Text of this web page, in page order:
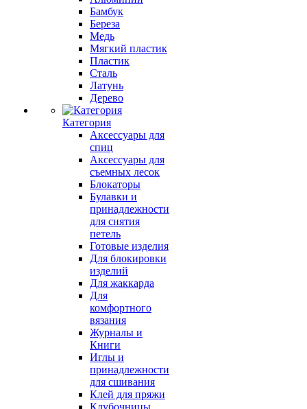
Бамбук
Береза
Медь
Мягкий пластик
Пластик
Сталь
Латунь
Дерево
Категория
Аксессуары для
спиц
Аксессуары для
съемных лесок
Блокаторы
Булавки и
принадлежности
для снятия
петель
Готовые изделия
Для блокировки
изделий
Для жаккарда
Для
комфортного
вязания
Журналы и
Книги
Иглы и
принадлежности
для сшивания
Клей для пряжи
Клубочницы